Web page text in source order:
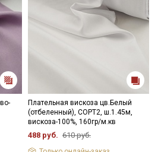
Плательная вискоза цв.Белый
(отбеленный), СОРТ2, ш.1.45м,
вискоза-100%, 160гр/м.кв
488 руб. 610 руб.
от Купава
здесь дополнительные